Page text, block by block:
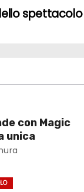
spettacolo
con Magic
unica